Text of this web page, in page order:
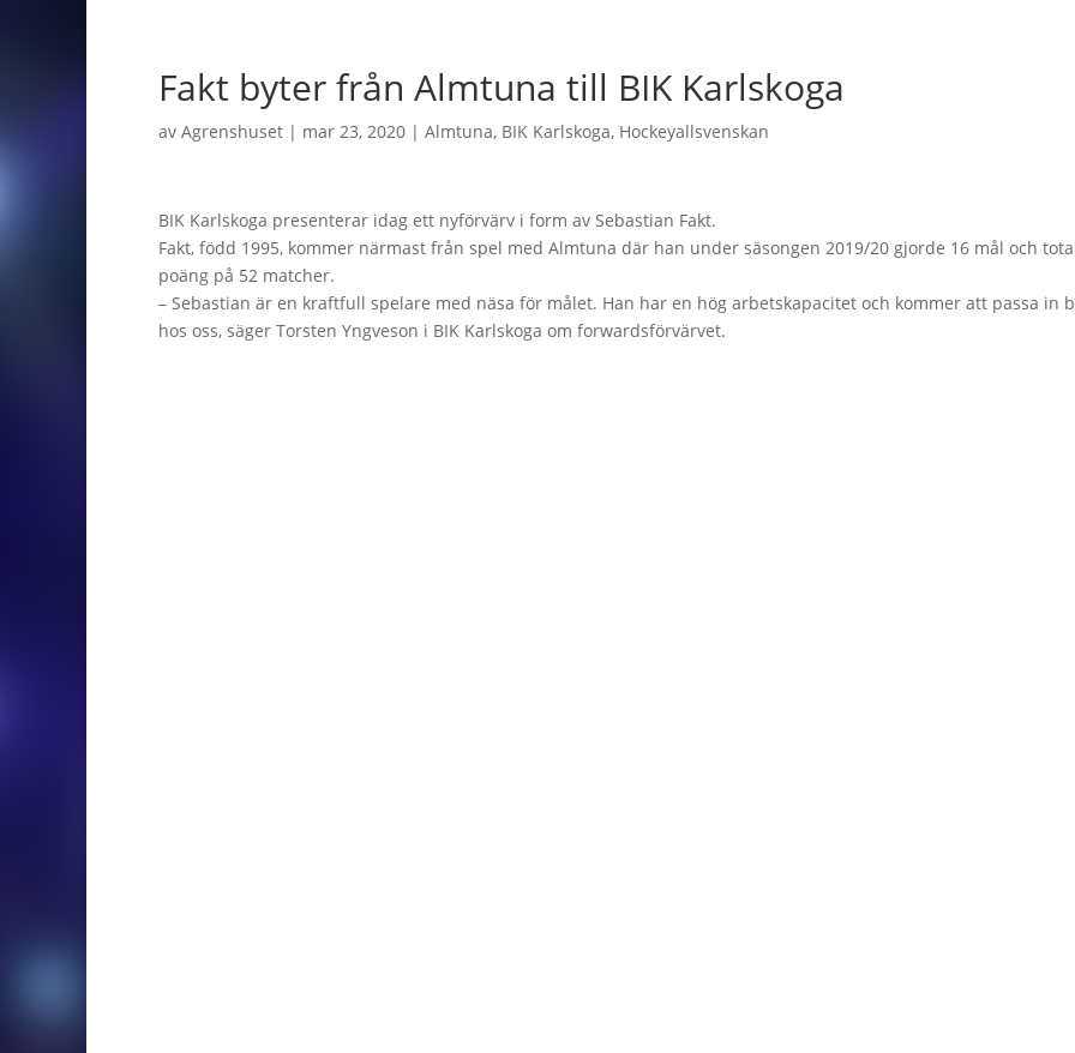
Fakt byter från Almtuna till BIK Karlskoga
av Agrenshuset | mar 23, 2020 | Almtuna, BIK Karlskoga, Hockeyallsvenskan
BIK Karlskoga presenterar idag ett nyförvärv i form av Sebastian Fakt.
Fakt, född 1995, kommer närmast från spel med Almtuna där han under säsongen 2019/20 gjorde 16 mål och
poäng på 52 matcher.
– Sebastian är en kraftfull spelare med näsa för målet. Han har en hög arbetskapacitet och kommer att passa in
hos oss, säger Torsten Yngveson i BIK Karlskoga om forwardsförvärvet.